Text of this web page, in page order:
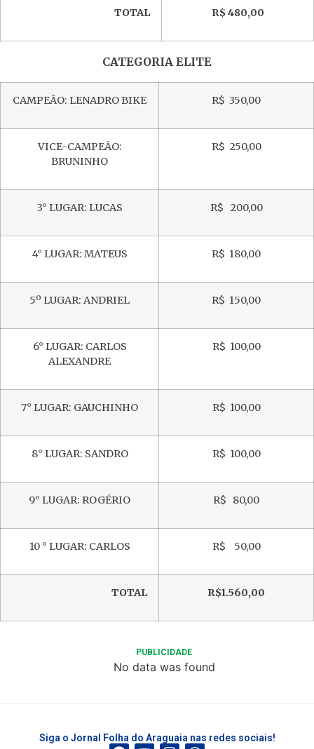
TOTAL R$ 480,00
CATEGORIA ELITE
CAMPEÃO: LENADRO BIKE R$ 350,00
VICE-CAMPEÃO:
BRUNINHO
R$ 250,00
3° LUGAR: LUCAS R$ 200,00
4° LUGAR: MATEUS R$ 180,00
5º LUGAR: ANDRIEL R$ 150,00
6° LUGAR: CARLOS
ALEXANDRE
R$ 100,00
7° LUGAR: GAUCHINHO R$ 100,00
8° LUGAR: SANDRO R$ 100,00
9° LUGAR: ROGÉRIO R$ 80,00
10 ° LUGAR: CARLOS R$ 50,00
TOTAL R$1.560,00
PUBLICIDADE
No data was found
Siga o Jornal Folha do Araguaia nas redes sociais!